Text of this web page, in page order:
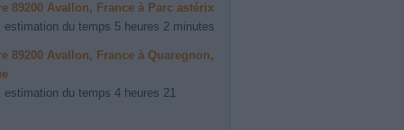
89200 Avallon, France à Parc astérix
estimation du temps 5 heures 2 minutes
89200 Avallon, France à Quaregnon,
estimation du temps 4 heures 21